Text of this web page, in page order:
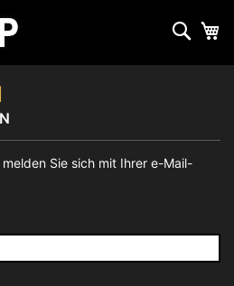
Sie sich mit Ihrer e-Mail-